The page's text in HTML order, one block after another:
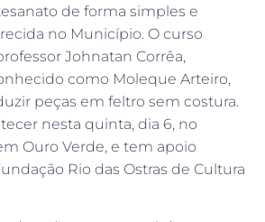
de forma simples e
no Município. O curso
Johnatan Corrêa,
como Moleque Arteiro,
peças em feltro sem costura.
nesta quinta, dia 6, no
Ouro Verde, e tem apoio
Rio das Ostras de Cultura